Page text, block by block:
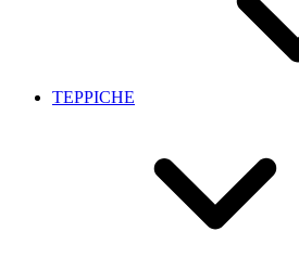
TEPPICHE